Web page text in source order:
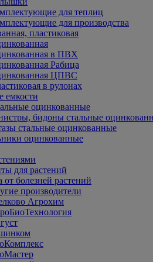
для теплиц
для производства
пластиковая
в ПВХ
Рабица
ЦПВС
в рулонах
емкости
оцинкованные
бидоны стальные
стальные оцинкованные
оцинкованные
для растений
от болезней растений
производители
Агрохим